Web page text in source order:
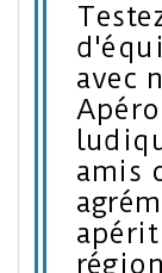
avec
amis